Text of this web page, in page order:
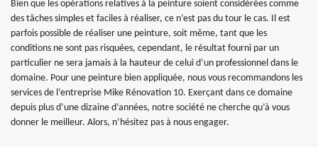
Bien que les opérations relatives à la peinture soient considérées comme
des tâches simples et faciles à réaliser, ce n’est pas du tour le cas. Il est
parfois possible de réaliser une peinture, soit même, tant que les
conditions ne sont pas risquées, cependant, le résultat fourni par un
particulier ne sera jamais à la hauteur de celui d’un professionnel dans le
domaine. Pour une peinture bien appliquée, nous vous recommandons les
services de l’entreprise Mike Rénovation 10. Exerçant dans ce domaine
depuis plus d’une dizaine d’années, notre société ne cherche qu’à vous
donner le meilleur. Alors, n’hésitez pas à nous engager.